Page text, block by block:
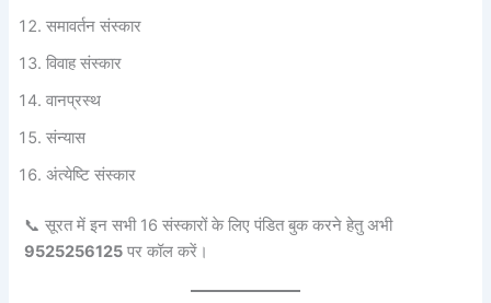
समावर्तन संस्कार
विवाह संस्कार
वानप्रस्थ
संन्यास
अंत्येष्टि संस्कार
📞 सूरत में इन सभी 16 संस्कारों के लिए पंडित बुक करने हेतु अभी
9525256125 पर कॉल करें।